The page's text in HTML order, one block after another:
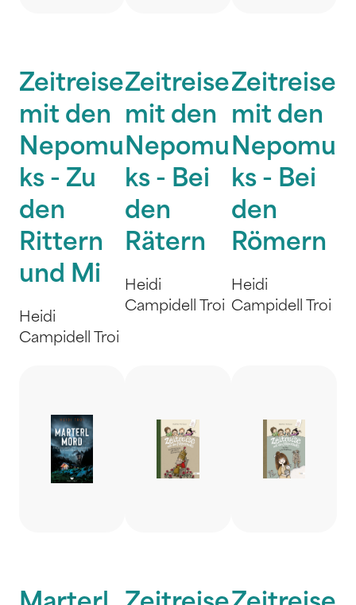
Zeitreise
mit den
Nepomu
ks - Zu
den
Rittern
und Mi
Heidi
Campidell Troi
Zeitreise
mit den
Nepomu
ks - Bei
den
Rätern
Heidi
Campidell Troi
Zeitreise
mit den
Nepomu
ks - Bei
den
Römern
Heidi
Campidell Troi